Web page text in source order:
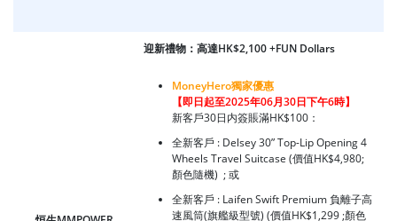
迎新禮物：高達HK$2,100 +FUN Dollars
MoneyHero獨家優惠
【即日起至2025年06月30日下午6時】
新客戶30日内簽賬滿HK$100：
全新客戶 : Delsey 30” Top-Lip Opening 4
Wheels Travel Suitcase (價值HK$4,980;
顏色隨機) ; 或
全新客戶 : Laifen Swift Premium 負離子高
速風筒(旗艦級型號) (價值HK$1,299 ;顏色